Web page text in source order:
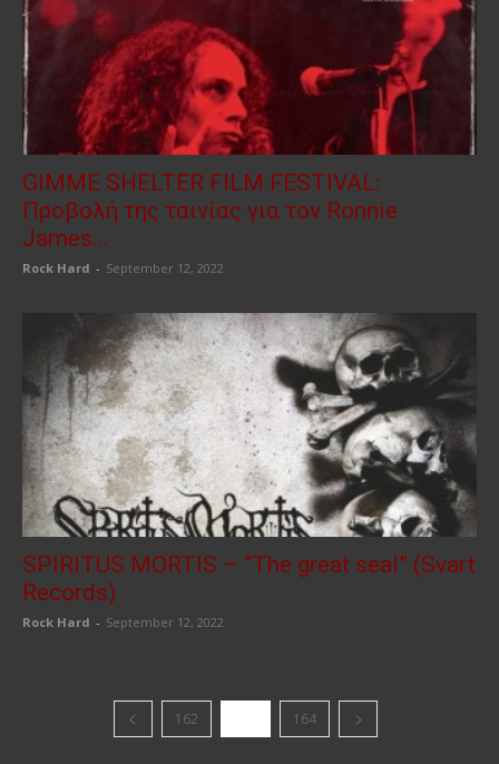
GIMME SHELTER FILM FESTIVAL:
Προβολή της ταινίας για τον Ronnie
James...
Rock Hard - September 12, 2022
SPIRITUS MORTIS – “The great seal” (Svart
Records)
Rock Hard - September 12, 2022
162 164